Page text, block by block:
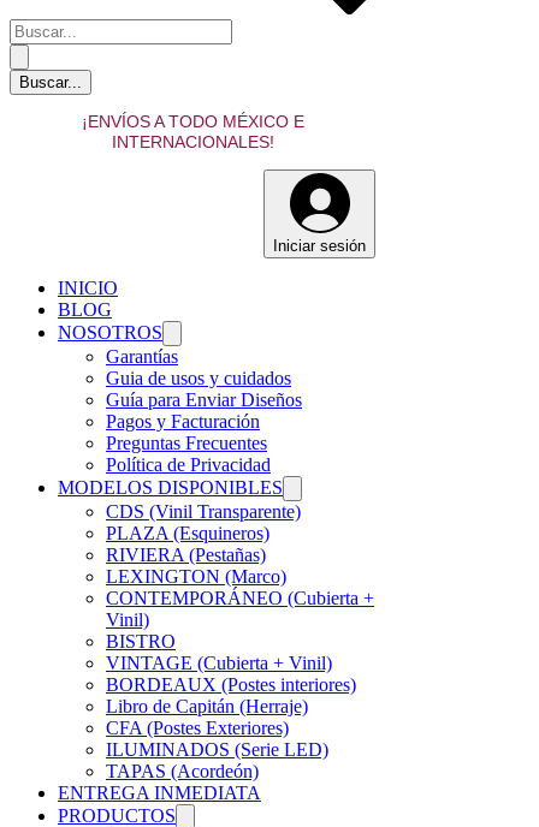
¡ENVÍOS A TODO MÉXICO E
INTERNACIONALES!
Iniciar sesión
INICIO
BLOG
NOSOTROS
Garantías
Guia de usos y cuidados
Guía para Enviar Diseños
Pagos y Facturación
Preguntas Frecuentes
Política de Privacidad
MODELOS DISPONIBLES
CDS (Vinil Transparente)
PLAZA (Esquineros)
RIVIERA (Pestañas)
LEXINGTON (Marco)
CONTEMPORÁNEO (Cubierta +
Vinil)
BISTRO
VINTAGE (Cubierta + Vinil)
BORDEAUX (Postes interiores)
Libro de Capitán (Herraje)
CFA (Postes Exteriores)
ILUMINADOS (Serie LED)
TAPAS (Acordeón)
ENTREGA INMEDIATA
PRODUCTOS